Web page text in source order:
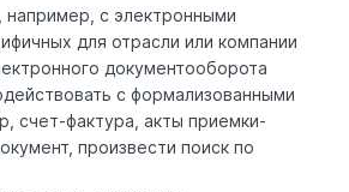
с электронными
для отрасли или компании
документооборота
с формализованными
счет-фактура, акты приемки-
произвести поиск по